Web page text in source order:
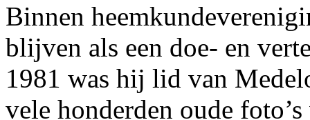
Binnen
blijven als een doe- en
1981 was hij lid van
vele honderden oude